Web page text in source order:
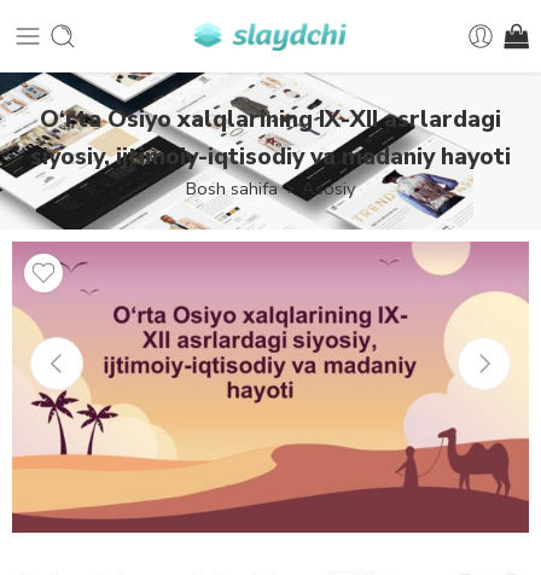
O‘rta Osiyo xalqlarining IX-XII asrlardagi
siyosiy, ijtimoiy-iqtisodiy va madaniy hayoti
Bosh sahifa Asosiy